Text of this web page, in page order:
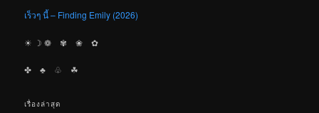
เร็วๆ นี้ – Finding Emily (2026)
☀︎ ☽ ❁ ✾ ❀ ✿
✤ ♣︎ ♧ ☘︎
เรื่องล่าสุด